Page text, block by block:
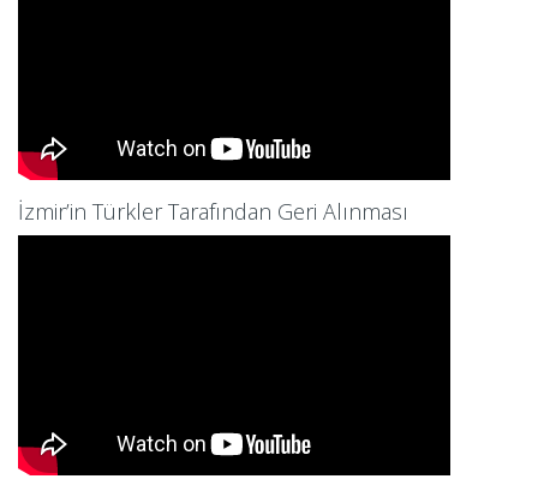
İzmir’in Türkler Tarafından Geri Alınması